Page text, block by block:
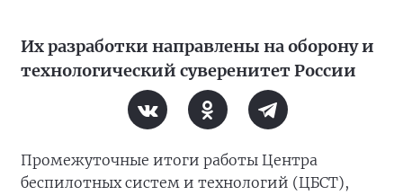
Их разработки направлены на оборону и
технологический суверенитет России
Промежуточные итоги работы Центра
беспилотных систем и технологий (ЦБСТ),